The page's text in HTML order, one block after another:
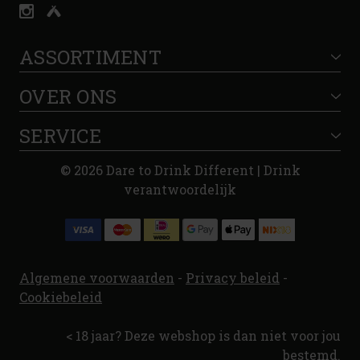
ASSORTIMENT
OVER ONS
SERVICE
© 2026 Dare to Drink Different | Drink
verantwoordelijk
Algemene voorwaarden - Privacy beleid -
Cookiebeleid
< 18 jaar? Deze webshop is dan niet voor jou
bestemd.